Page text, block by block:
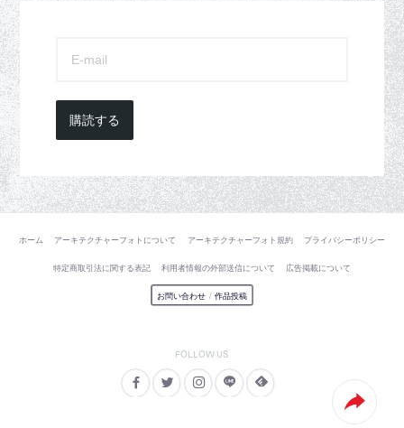
購読する
ホーム アーキテクチャーフォトについて アーキテクチャーフォト規約 プライバシーポリシー
特定商取引法に関する表記 利用者情報の外部送信について 広告掲載について
お問い合わせ / 作品投稿